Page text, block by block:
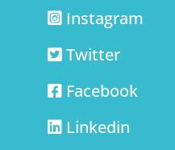
Instagram
Twitter
Facebook
Linkedin